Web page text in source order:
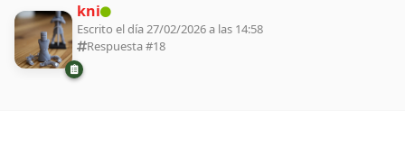
kni
Escrito el día 27/02/2026 a las 14:58
Respuesta #18